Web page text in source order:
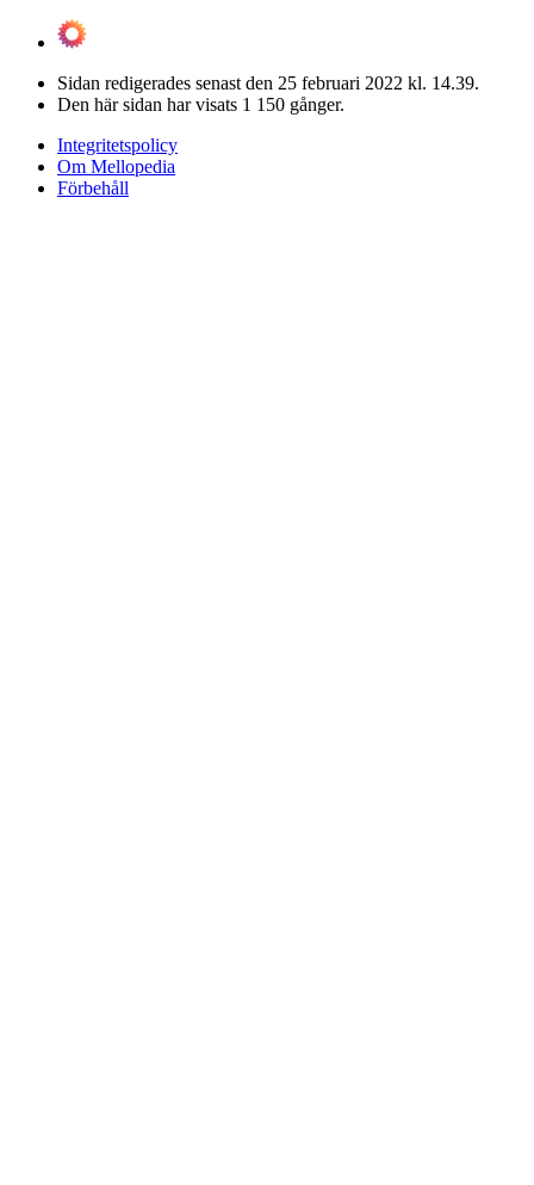
Sidan redigerades senast den 25 februari 2022 kl. 14.39.
Den här sidan har visats 1 150 gånger.
Integritetspolicy
Om Mellopedia
Förbehåll